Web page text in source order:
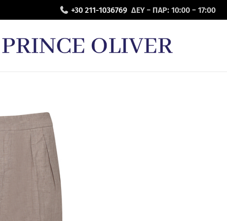
+30 211-1036769 ΔΕΥ − ΠΑΡ: 10:00 − 17:00